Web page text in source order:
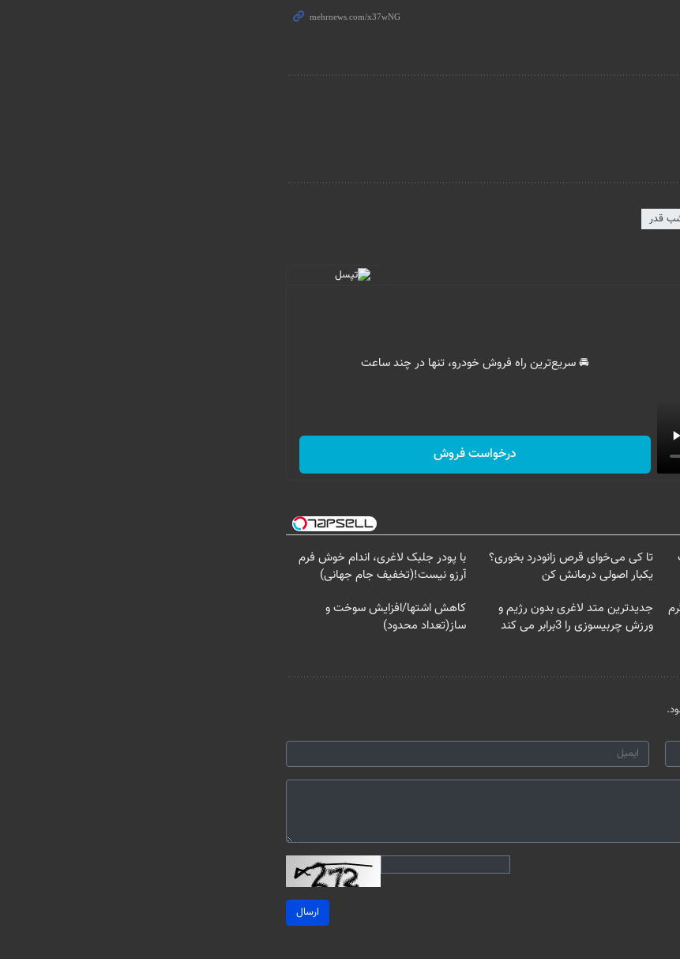
قدر
🚘 سریع‌ترین راه فروش خودرو، تنها در چند ساعت
درخواست فروش
تا کی می‌خوای قرص زانودرد بخوری؟
یکبار اصولی درمانش کن
با پودر جلبک لاغری، اندام خوش فرم
آرزو نیست!(تخفیف جام جهانی)
از ۰.۵ گرم
جدیدترین متد لاغری بدون رژیم و
ورزش چربیسوزی را 3برابر می کند
کاهش اشتها/افزایش سوخت و
ساز(تعداد محدود)
ارسال